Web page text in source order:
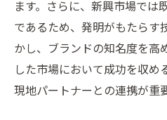
ます。さらに、新興市場では
であるため、発明がもたらす
かし、ブランドの知名度を高
した市場において成功を収め
現地パートナーとの連携が重